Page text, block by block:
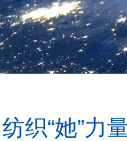
纺织“她”力